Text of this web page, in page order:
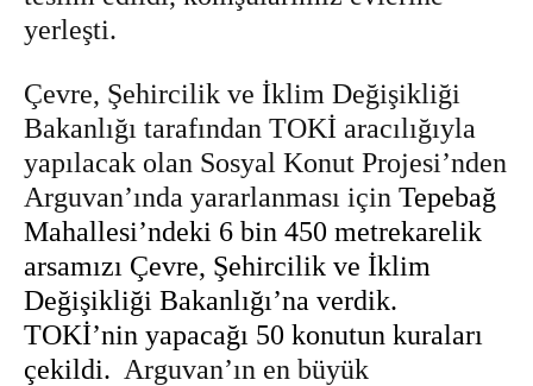
yerleşti.
Çevre, Şehircilik ve İklim Değişikliği
Bakanlığı tarafından TOKİ aracılığıyla
yapılacak olan Sosyal Konut Projesi’nden
Arguvan’ında yararlanması için Tepebağ
Mahallesi’ndeki 6 bin 450 metrekarelik
arsamızı Çevre, Şehircilik ve İklim
Değişikliği Bakanlığı’na verdik.
TOKİ’nin yapacağı 50 konutun kuraları
çekildi. Arguvan’ın en büyük